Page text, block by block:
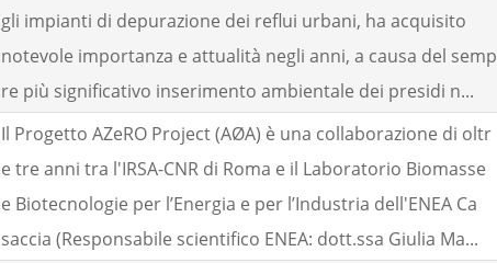
gli impianti di depurazione dei reflui urbani, ha acquisito
notevole importanza e attualità negli anni, a causa del semp
re più significativo inserimento ambientale dei presidi n...
Il Progetto AZeRO Project (AØA) è una collaborazione di oltr
e tre anni tra l'IRSA-CNR di Roma e il Laboratorio Biomasse
e Biotecnologie per l’Energia e per l’Industria dell'ENEA Ca
saccia (Responsabile scientifico ENEA: dott.ssa Giulia Ma...